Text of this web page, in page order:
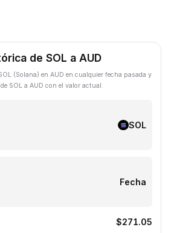
de SOL a AUD
(Solana) en AUD en cualquier fecha pasada y
SOL a AUD con el valor actual.
SOL
Fecha
$271.05